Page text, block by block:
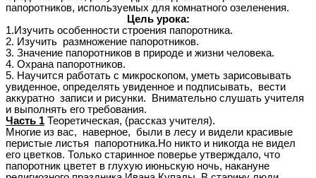
папоротников, используемых для комнатного озеленения.
Цель урока:
1.Изучить особенности строения папоротника.
2. Изучить размножение папоротников.
3. Значение папоротников в природе и жизни человека.
4. Охрана папоротников.
5. Научится работать с микроскопом, уметь зарисовывать
увиденное, определять увиденное и подписывать, вести
аккуратно записи и рисунки. Внимательно слушать учителя
и выполнять его требования.
Часть 1 Теоретическая, (рассказ учителя).
Многие из вас, наверное, были в лесу и видели красивые
перистые листья папоротника.Но никто и никогда не видел
его цветков. Только старинное поверье утверждало, что
папоротник цветет в глухую июньскую ночь, накануне